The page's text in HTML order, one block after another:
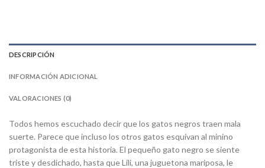
DESCRIPCIÓN
INFORMACIÓN ADICIONAL
VALORACIONES (0)
Todos hemos escuchado decir que los gatos negros traen mala
suerte. Parece que incluso los otros gatos esquivan al minino
protagonista de esta historia. El pequeño gato negro se siente
triste y desdichado, hasta que Lili, una juguetona mariposa, le